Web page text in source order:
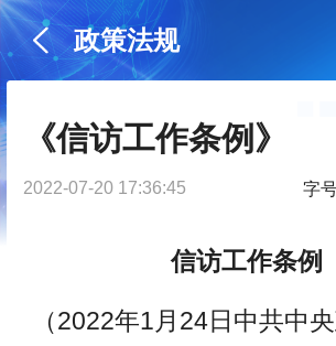
政策法规
《信访工作条例》
2022-07-20 17:36:45 字
信访工作条例
（2022年1月24日中共中